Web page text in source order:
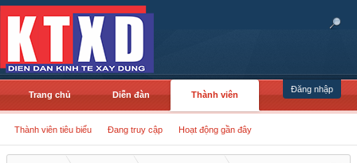
Đăng nhập
Trang chủ Diễn đàn Thành viên
Thành viên tiêu biểu Đang truy cập Hoạt động gần đây